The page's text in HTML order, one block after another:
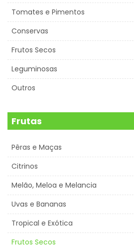
Tomates e Pimentos
Conservas
Frutos Secos
Leguminosas
Outros
Frutas
Pêras e Maças
Citrinos
Melão, Meloa e Melancia
Uvas e Bananas
Tropical e Exótica
Frutos Secos